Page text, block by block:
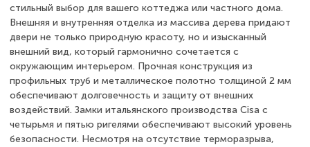
стильный выбор для вашего коттеджа или частного дома.
Внешняя и внутренняя отделка из массива дерева придают
двери не только природную красоту, но и изысканный
внешний вид, который гармонично сочетается с
окружающим интерьером. Прочная конструкция из
профильных труб и металлическое полотно толщиной 2 мм
обеспечивают долговечность и защиту от внешних
воздействий. Замки итальянского производства Cisa с
четырьмя и пятью ригелями обеспечивают высокий уровень
безопасности. Несмотря на отсутствие терморазрыва,